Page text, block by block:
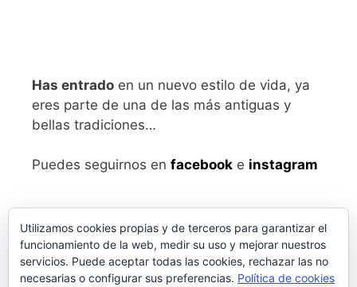
Has entrado en un nuevo estilo de vida, ya
eres parte de una de las más antiguas y
bellas tradiciones…
Puedes seguirnos en facebook e instagram
Utilizamos cookies propias y de terceros para garantizar el
funcionamiento de la web, medir su uso y mejorar nuestros
servicios. Puede aceptar todas las cookies, rechazar las no
necesarias o configurar sus preferencias. Política de cookies